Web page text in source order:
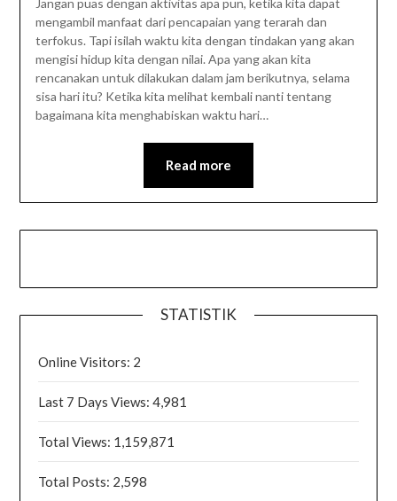
Jangan puas dengan aktivitas apa pun, ketika kita dapat
mengambil manfaat dari pencapaian yang terarah dan
terfokus. Tapi isilah waktu kita dengan tindakan yang akan
mengisi hidup kita dengan nilai. Apa yang akan kita
rencanakan untuk dilakukan dalam jam berikutnya, selama
sisa hari itu? Ketika kita melihat kembali nanti tentang
bagaimana kita menghabiskan waktu hari…
Read more
STATISTIK
Online Visitors: 2
Last 7 Days Views:4,981
Total Views: 1,159,871
Total Posts: 2,598